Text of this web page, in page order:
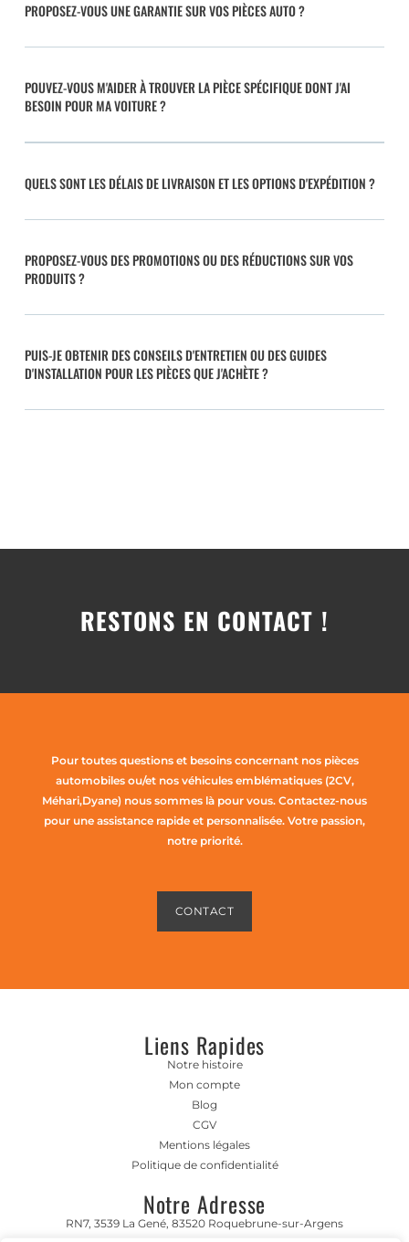
PROPOSEZ-VOUS UNE GARANTIE SUR VOS PIÈCES AUTO ?
POUVEZ-VOUS M'AIDER À TROUVER LA PIÈCE SPÉCIFIQUE DONT J'AI
BESOIN POUR MA VOITURE ?
QUELS SONT LES DÉLAIS DE LIVRAISON ET LES OPTIONS D'EXPÉDITION ?
PROPOSEZ-VOUS DES PROMOTIONS OU DES RÉDUCTIONS SUR VOS
PRODUITS ?
PUIS-JE OBTENIR DES CONSEILS D'ENTRETIEN OU DES GUIDES
D'INSTALLATION POUR LES PIÈCES QUE J'ACHÈTE ?
RESTONS EN CONTACT !
Pour toutes questions et besoins concernant nos pièces
automobiles ou/et nos véhicules emblématiques (2CV,
Méhari,Dyane) nous sommes là pour vous. Contactez-nous
pour une assistance rapide et personnalisée. Votre passion,
notre priorité.
CONTACT
Liens Rapides
Notre histoire
Mon compte
Blog
CGV
Mentions légales
Politique de confidentialité
Notre Adresse
RN7, 3539 La Gené, 83520 Roquebrune-sur-Argens